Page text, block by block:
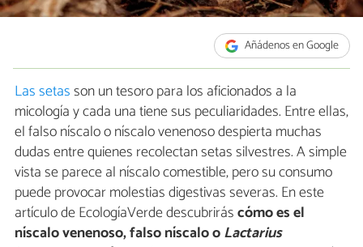
Añádenos en Google
Las setasson un tesoro para los aficionados a la
micología y cada una tiene sus peculiaridades. Entre ellas,
el falso níscalo o níscalo venenoso despierta muchas
dudas entre quienes recolectan setas silvestres. A simple
vista se parece al níscalo comestible, pero su consumo
puede provocar molestias digestivas severas. En este
artículo de EcologíaVerde descubriráscómo es el
níscalo venenoso, falso níscalo oLactarius